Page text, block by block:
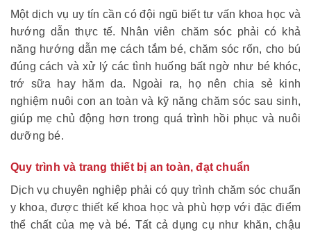
Một dịch vụ uy tín cần có đội ngũ biết tư vấn khoa học và
hướng dẫn thực tế. Nhân viên chăm sóc phải có khả
năng hướng dẫn mẹ cách tắm bé, chăm sóc rốn, cho bú
đúng cách và xử lý các tình huống bất ngờ như bé khóc,
trớ sữa hay hăm da. Ngoài ra, họ nên chia sẻ kinh
nghiệm nuôi con an toàn và kỹ năng chăm sóc sau sinh,
giúp mẹ chủ động hơn trong quá trình hồi phục và nuôi
dưỡng bé.
Quy trình và trang thiết bị an toàn, đạt chuẩn
Dịch vụ chuyên nghiệp phải có quy trình chăm sóc chuẩn
y khoa, được thiết kế khoa học và phù hợp với đặc điểm
thể chất của mẹ và bé. Tất cả dụng cụ như khăn, chậu